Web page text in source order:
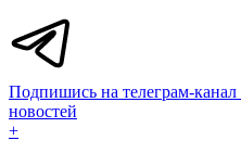
Подпишись на телеграм-канал
новостей
+